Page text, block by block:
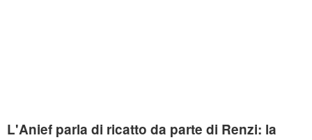
L'Anief parla di ricatto da parte di Renzi: la